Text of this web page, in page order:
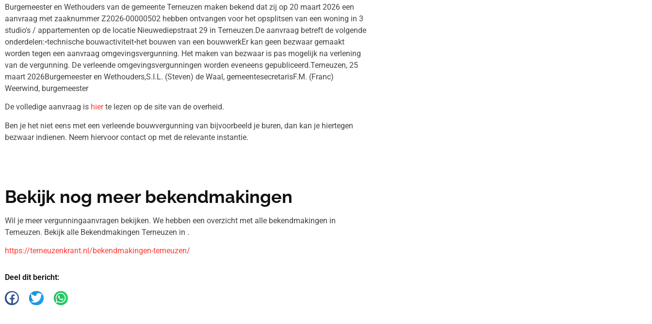
Burgemeester en Wethouders van de gemeente Terneuzen maken bekend dat zij op 20 maart 2026 een
aanvraag met zaaknummer Z2026-00000502 hebben ontvangen voor het opsplitsen van een woning in 3
studio's / appartementen op de locatie Nieuwediepstraat 29 in Terneuzen.De aanvraag betreft de volgende
onderdelen:•technische bouwactiviteit•het bouwen van een bouwwerkEr kan geen bezwaar gemaakt
worden tegen een aanvraag omgevingsvergunning. Het maken van bezwaar is pas mogelijk na verlening
van de vergunning. De verleende omgevingsvergunningen worden eveneens gepubliceerd.Terneuzen, 25
maart 2026Burgemeester en Wethouders,S.I.L. (Steven) de Waal, gemeentesecretarisF.M. (Franc)
Weerwind, burgemeester
De volledige aanvraag is hierte lezen op de site van de overheid.
Ben je het niet eens met een verleende bouwvergunning van bijvoorbeeld je buren, dan kan je hiertegen
bezwaar indienen. Neem hiervoor contact op met de relevante instantie.
Bekijk nog meer bekendmakingen
Wil je meer vergunningaanvragen bekijken. We hebben een overzicht met alle bekendmakingen in
Terneuzen. Bekijk alle Bekendmakingen Terneuzen in .
https://terneuzenkrant.nl/bekendmakingen-terneuzen/
Deel dit bericht: